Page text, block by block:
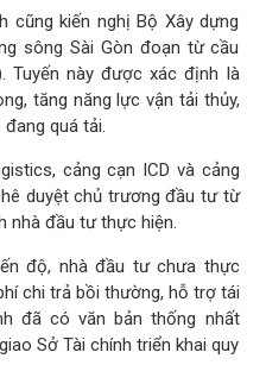
cũng kiến nghị Bộ Xây dựng
sông Sài Gòn đoạn từ cầu
Tuyến này được xác định là
tăng năng lực vận tải thủy,
quá tải.
cảng cạn ICD và cảng
duyệt chủ trương đầu tư từ
nhà đầu tư thực hiện.
độ, nhà đầu tư chưa thực
chi trả bồi thường, hỗ trợ tái
đã có văn bản thống nhất
Sở Tài chính triển khai quy